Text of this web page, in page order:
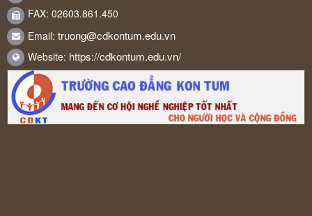
FAX: 02603.861.450
Email: truong@cdkontum.edu.vn
Website: https://cdkontum.edu.vn/